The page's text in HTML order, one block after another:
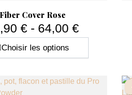

Fiber Cover Rose
€ - 64,00 €
Choisir les options